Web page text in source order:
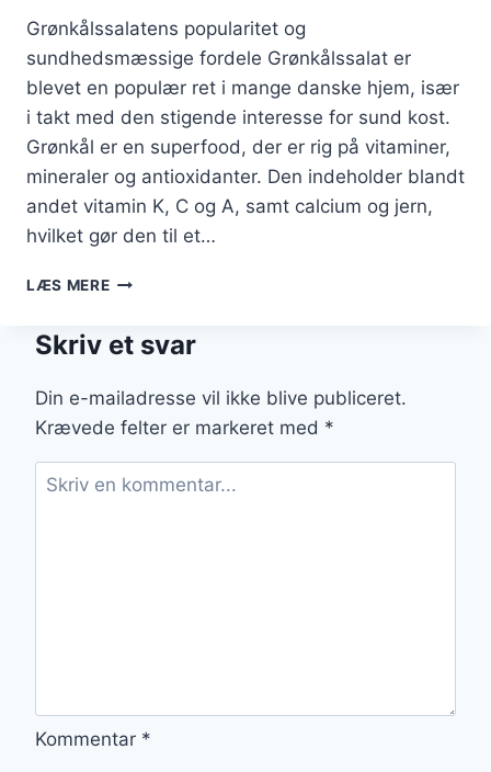
Grønkålssalatens popularitet og
sundhedsmæssige fordele Grønkålssalat er
blevet en populær ret i mange danske hjem, især
i takt med den stigende interesse for sund kost.
Grønkål er en superfood, der er rig på vitaminer,
mineraler og antioxidanter. Den indeholder blandt
andet vitamin K, C og A, samt calcium og jern,
hvilket gør den til et…
LÆS MEREGRØNKÅLSSALAT
OG
Skriv et svar
Din e-mailadresse vil ikke blive publiceret.
Krævede felter er markeret med *
Kommentar *